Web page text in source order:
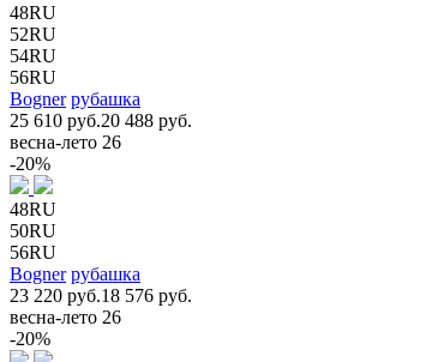
48RU
52RU
54RU
56RU
Bogner рубашка
25 610 руб.20 488 руб.
весна-лето 26
-20%
48RU
50RU
56RU
Bogner рубашка
23 220 руб.18 576 руб.
весна-лето 26
-20%